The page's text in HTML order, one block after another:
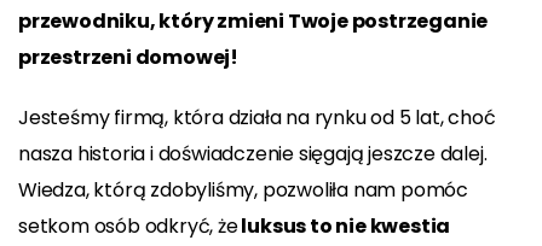
przewodniku, który zmieni Twoje postrzeganie
przestrzeni domowej!
Jesteśmy firmą, która działa na rynku od 5 lat, choć
nasza historia i doświadczenie sięgają jeszcze dalej.
Wiedza, którą zdobyliśmy, pozwoliła nam pomóc
setkom osób odkryć, żeluksus to nie kwestia